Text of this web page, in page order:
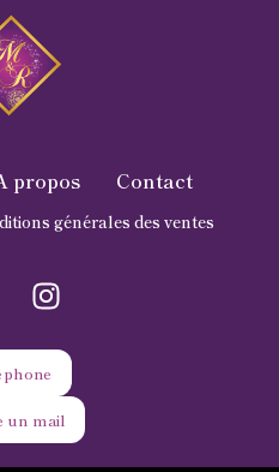
propos Contact
générales des ventes
un mail